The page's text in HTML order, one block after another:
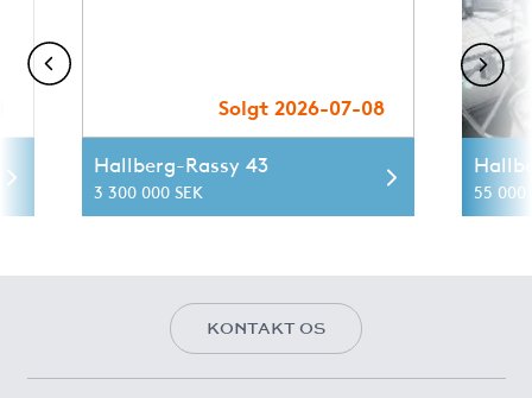
Solgt 2026-07-08
Hallberg-Rassy 43
3 300 000 SEK 55 000
KONTAKT OS